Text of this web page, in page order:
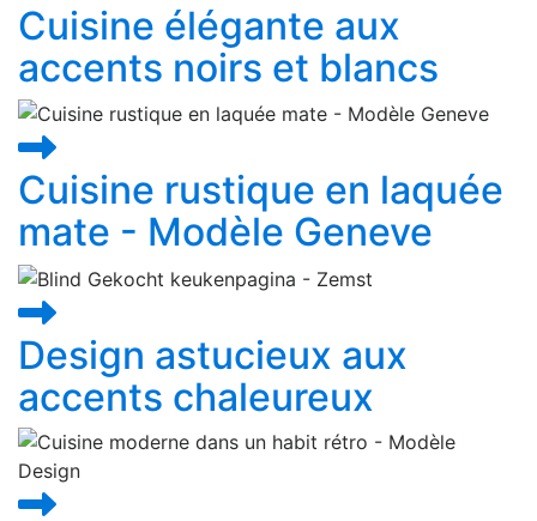
Cuisine élégante aux
accents noirs et blancs
Cuisine rustique en laquée
mate - Modèle Geneve
Design astucieux aux
accents chaleureux